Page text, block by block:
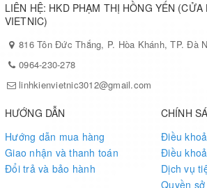
LIÊN HỆ: HKD PHẠM THỊ HỒNG YẾN (CỬA
VIETNIC)
816 Tôn Đức Thắng, P. Hòa Khánh, TP. Đà
0964-230-278
linhkienvietnic3012@gmail.com
HƯỚNG DẪN
Hướng dẫn mua hàng
Giao nhận và thanh toán
Đổi trả và bảo hành
CHÍNH
Điều
Điều
Dịch vụ
Quyền